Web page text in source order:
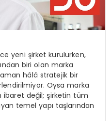
yeni şirket kurulurken,
biri olan marka
hâlâ stratejik bir
Oysa marka
ibaret değil; şirketin tüm
temel yapı taşlarından